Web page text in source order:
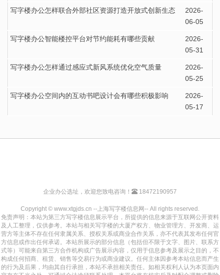
写字楼办公怎样联合外部社区资源打造开放式创新生态
2026-
06-05
写字楼办公智能楼控平台对节约能耗有哪些贡献
2026-
05-31
写字楼办公怎样通过感应式新风系统优化空气质量
2026-
05-25
写字楼办公空间内的互动书吧设计会有哪些积极影响
2026-
05-17
企业办公选址，欢迎您致电咨询！ 18472190957
Copyright © www.xtgjds.cn --上海写字楼信息网-- All rights reserved.
免责声明：本站为第三方写字楼信息展示平台，所提供的信息来源于互联网公开资料
及人工整理，仅供参考。本站与相关写字楼的大厦产权方、物业管理方、开发商、运
营方等主体不存在任何隶属关系、授权关系或商业合作关系，亦不代表其发布任何官
方信息或作出任何承诺。本站所展示的部分信息（包括但不限于文字、图片、联系方
式等）可能来自第三方合作机构或广告展示内容，仅用于信息参考及展示之目的，不
构成任何招商、租赁、销售等交易行为或商业建议。任何主体因参考本站信息而产生
的行为及后果，均由其自行承担，本站不承担相关责任。如相关权利人认为本页面内